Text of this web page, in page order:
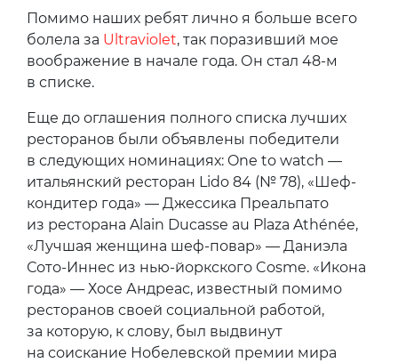
Помимо наших ребят лично я больше всего
болела за Ultraviolet, так поразивший мое
воображение в начале года. Он стал 48-м
в списке.
Еще до оглашения полного списка лучших
ресторанов были объявлены победители
в следующих номинациях: One to watch —
итальянский ресторан Lido 84 (№ 78), «Шеф-
кондитер года» — Джессика Преальпато
из ресторана Alain Ducasse au Plaza Athénée,
«Лучшая женщина шеф-повар» — Даниэла
Сото-Иннес из нью-йоркского Cosme. «Икона
года» — Хосе Андреас, известный помимо
ресторанов своей социальной работой,
за которую, к слову, был выдвинут
на соискание Нобелевской премии мира